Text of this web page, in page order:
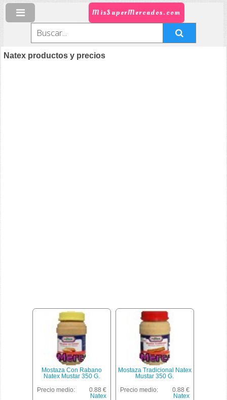
MisSuperMercados.com
Natex productos y precios
Mostaza Con Rabano
Natex Mustar 350 G.
Precio medio:
0.88 €
Natex
Mostaza Tradicional Natex
Mustar 350 G.
Precio medio:
0.88 €
Natex